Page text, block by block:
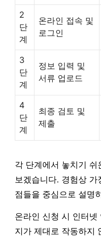
2
단
계
온라인 접속 및
로그인
3
단
계
정보 입력 및
서류 업로드
4
단
계
최종 검토 및
제출
각 단계에서 놓치기 쉬
보겠습니다. 경험상 가
점들을 중심으로 설명
온라인 신청 시 인터넷
지가 제대로 작동하지